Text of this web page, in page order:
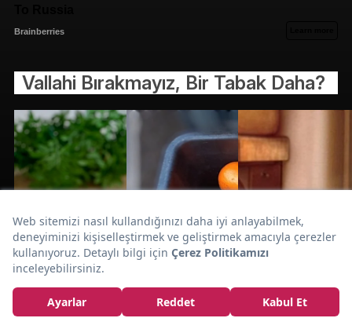
Kalorifer
Peteği En Kolay
Nasıl Temizlenir?
Vallahi Bırakmayız, Bir Tabak Daha?